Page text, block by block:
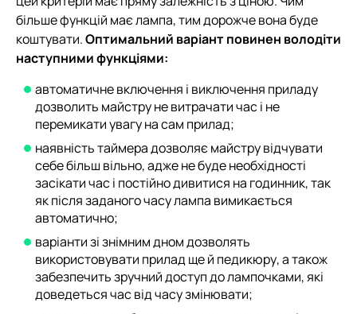
більше функцій має лампа, тим дорожче вона буде
коштувати.Оптимальний варіант повинен володіти
наступними функціями:
автоматичне включення і виключення приладу
дозволить майстру не витрачати час і не
перемикати увагу на сам прилад;
наявність таймера дозволяє майстру відчувати
себе більш вільно, адже не буде необхідності
засікати час і постійно дивитися на годинник, так
як після заданого часу лампа вимикається
автоматично;
варіанти зі знімним дном дозволять
використовувати прилад ще й педикюру, а також
забезпечить зручний доступ до лампочками, які
доведеться час від часу змінювати;